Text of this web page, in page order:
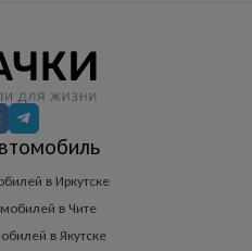
в Иркутске
в Чите
в Якутске